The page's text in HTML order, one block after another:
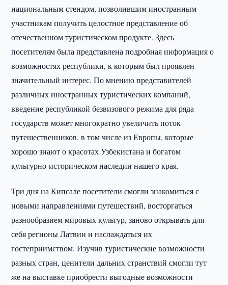
национальным стендом, позволившим иностранным
участникам получить целостное представление об
отечественном туристическом продукте. Здесь
посетителям была представлена подробная информация о
возможностях республики, к которым был проявлен
значительный интерес. По мнению представителей
различных иностранных туристических компаний,
введение республикой безвизового режима для ряда
государств может многократно увеличить поток
путешественников, в том числе из Европы, которые
хорошо знают о красотах Узбекистана и богатом
культурно-историческом наследии нашего края.
Три дня на Кипсале посетители смогли знакомиться с
новыми направлениями путешествий, восторгаться
разнообразием мировых культур, заново открывать для
себя регионы Латвии и наслаждаться их
гостеприимством. Изучив туристические возможности
разных стран, ценители дальних странствий смогли тут
же на выставке приобрести выгодные возможности